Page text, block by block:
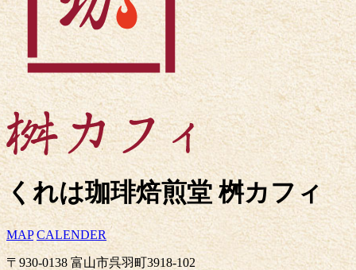
くれは珈琲焙煎堂 桝カフィ
MAP CALENDER
〒930-0138 富山市呉羽町3918-102